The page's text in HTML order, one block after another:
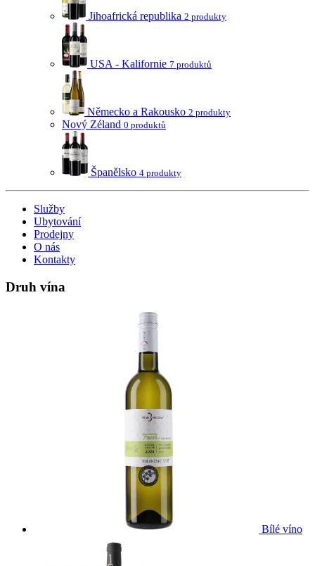
Jihoafrická republika 2 produkty
USA - Kalifornie 7 produktů
Německo a Rakousko 2 produkty
Nový Zéland 0 produktů
Španělsko 4 produkty
Služby
Ubytování
Prodejny
O nás
Kontakty
Druh vína
Bílé víno